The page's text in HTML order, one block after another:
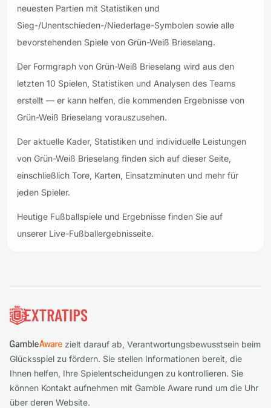
neuesten Partien mit Statistiken und
Sieg-/Unentschieden-/Niederlage-Symbolen sowie alle
bevorstehenden Spiele von Grün-Weiß Brieselang.
Der Formgraph von Grün-Weiß Brieselang wird aus den
letzten 10 Spielen, Statistiken und Analysen des Teams
erstellt — er kann helfen, die kommenden Ergebnisse von
Grün-Weiß Brieselang vorauszusehen.
Der aktuelle Kader, Statistiken und individuelle Leistungen
von Grün-Weiß Brieselang finden sich auf dieser Seite,
einschließlich Tore, Karten, Einsatzminuten und mehr für
jeden Spieler.
Heutige Fußballspiele und Ergebnisse finden Sie auf
unserer Live-Fußballergebnisseite.
zielt darauf ab, Verantwortungsbewusstsein beim
Glücksspiel zu fördern. Sie stellen Informationen bereit, die
Ihnen helfen, Ihre Spielentscheidungen zu kontrollieren. Sie
können Kontakt aufnehmen mit Gamble Aware rund um die Uhr
über deren Website.